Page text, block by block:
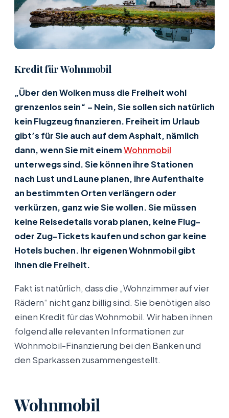
Kredit für Wohnmobil
„Über den Wolken muss die Freiheit wohl
grenzenlos sein“ – Nein, Sie sollen sich natürlich
kein Flugzeug finanzieren. Freiheit im Urlaub
gibt’s für Sie auch auf dem Asphalt, nämlich
dann, wenn Sie mit einemWohnmobil
unterwegs sind. Sie können ihre Stationen
nach Lust und Laune planen, ihre Aufenthalte
an bestimmten Orten verlängern oder
verkürzen, ganz wie Sie wollen. Sie müssen
keine Reisedetails vorab planen, keine Flug-
oder Zug-Tickets kaufen und schon gar keine
Hotels buchen. Ihr eigenen Wohnmobil gibt
ihnen die Freiheit.
Fakt ist natürlich, dass die „Wohnzimmer auf vier
Rädern“ nicht ganz billig sind. Sie benötigen also
einen Kredit für das Wohnmobil. Wir haben ihnen
folgend alle relevanten Informationen zur
Wohnmobil-Finanzierung bei den Banken und
den Sparkassen zusammengestellt.
Wohnmobil